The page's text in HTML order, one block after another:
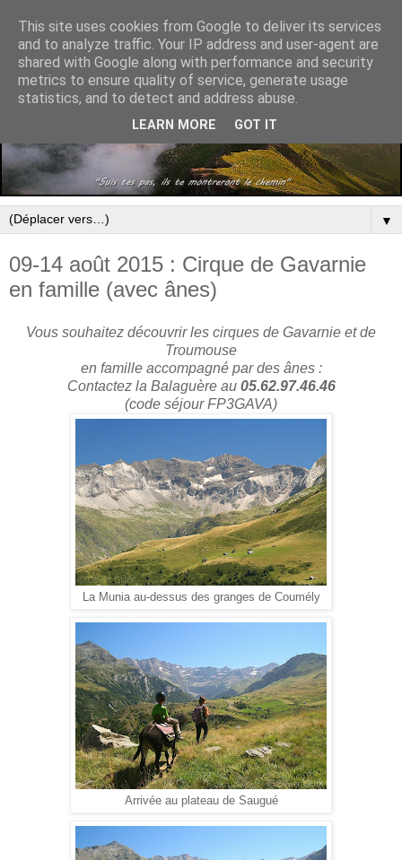
▼
09-14 août 2015 : Cirque de Gavarnie
en famille (avec ânes)
Vous souhaitez découvrir les cirques de Gavarnie et de
Troumouse
en famille accompagné par des ânes :
Contactez la Balaguère au 05.62.97.46.46
(code séjour FP3GAVA)
La Munia au-dessus des granges de Coumély
Arrivée au plateau de Saugué
This site uses cookies from Google to deliver its services
and to analyze traffic. Your IP address and user-agent are
shared with Google along with performance and security
metrics to ensure quality of service, generate usage
statistics, and to detect and address abuse.
LEARN MORE GOT IT